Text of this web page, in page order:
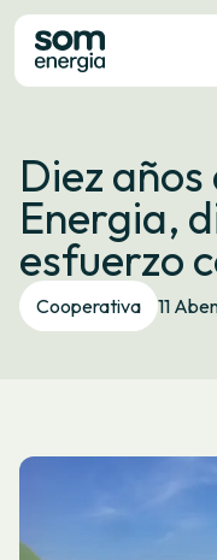
Tarifak
Zerbitzuak
Enpresak
Kooperatiba
Kontaktua
Diez años
Energia,
esfuerzo
Cooperativa 11